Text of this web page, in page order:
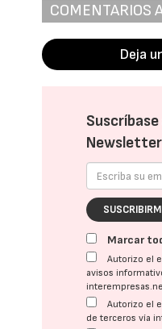
COMENTARIOS
Deja
Marcar
Autorizo el
avisos
Autorizo el
de terceros vía